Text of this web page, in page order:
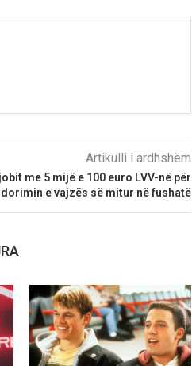
Artikulli i ardhshëm
me 5 mijë e 100 euro LVV-në për
e vajzës së mitur në fushatë